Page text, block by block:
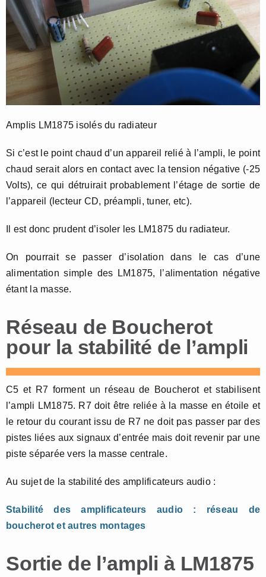
Amplis LM1875 isolés du radiateur
Si c’est le point chaud d’un appareil relié à l’ampli, le point
chaud serait alors en contact avec la tension négative (-25
Volts), ce qui détruirait probablement l’étage de sortie de
l’appareil (lecteur CD, préampli, tuner, etc).
Il est donc prudent d’isoler les LM1875 du radiateur.
On pourrait se passer d’isolation dans le cas d’une
alimentation simple des LM1875, l’alimentation négative
étant la masse.
Réseau de Boucherot
pour la stabilité de l’ampli
C5 et R7 forment un réseau de Boucherot et stabilisent
l’ampli LM1875. R7 doit être reliée à la masse en étoile et
le retour du courant issu de R7 ne doit pas passer par des
pistes liées aux signaux d’entrée mais doit revenir par une
piste séparée vers la masse centrale.
Au sujet de la stabilité des amplificateurs audio :
Stabilité des amplificateurs audio : réseau de
boucherot et autres montages
Sortie de l’ampli à LM1875